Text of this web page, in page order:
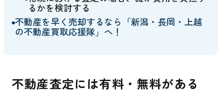
るかを検討する
不動産を早く売却するなら「新潟・長岡・上越
の不動産買取応援隊」へ！
不動産査定には有料・無料がある